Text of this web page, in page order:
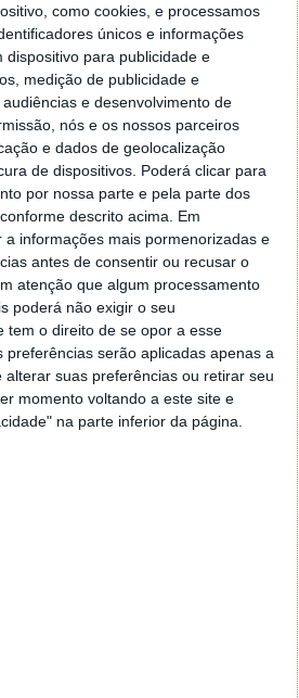
como cookies, e processamos
únicos e informações
dispositivo para publicidade e
medição de publicidade e
e desenvolvimento de
nós e os nossos parceiros
e dados de geolocalização
de dispositivos. Poderá clicar para
por nossa parte e pela parte dos
descrito acima. Em
informações mais pormenorizadas e
antes de consentir ou recusar o
atenção que algum processamento
poderá não exigir o seu
tem o direito de se opor a esse
preferências serão aplicadas apenas a
alterar suas preferências ou retirar seu
momento voltando a este site e
na parte inferior da página.
por menos: Descubra
do seu computador
Agora é possível! Com